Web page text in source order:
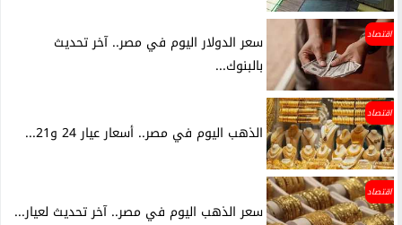
اقتصاد
سعر الدولار اليوم في مصر.. آخر تحديث
بالبنوك...
اقتصاد
الذهب اليوم في مصر.. أسعار عيار 24 و21...
اقتصاد
سعر الذهب اليوم في مصر.. آخر تحديث لعيار...